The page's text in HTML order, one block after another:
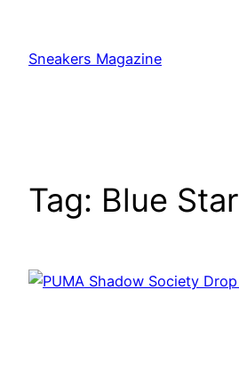
content
Sneakers Magazine
Tag: Blue Star